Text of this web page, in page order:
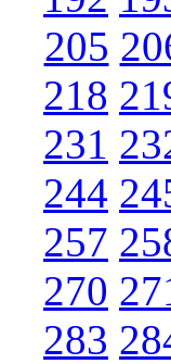
205
218
231
244
257
270
283